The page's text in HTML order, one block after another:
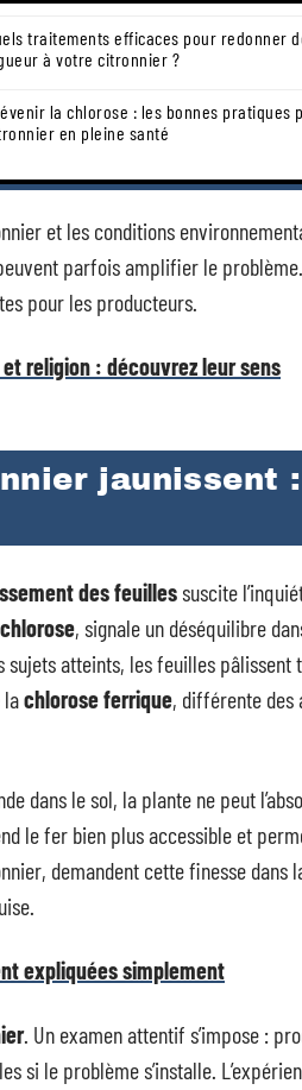
traitements efficaces pour redonner
à votre citronnier ?
la chlorose : les bonnes pratiques
en pleine santé
et les conditions
parfois amplifier le
pour les producteurs.
religion : découvrez leur sens
jaunissent :
des feuillessuscite
chlorose, signale un déséquilibre
sujets atteints, les feuilles pâlissent
lachlorose ferrique, différente des
dans le sol, la plante ne peut
le fer bien plus accessible et
demandent cette finesse dans
expliquées simplement
. Un examen attentif s’impose :
si le problème s’installe.